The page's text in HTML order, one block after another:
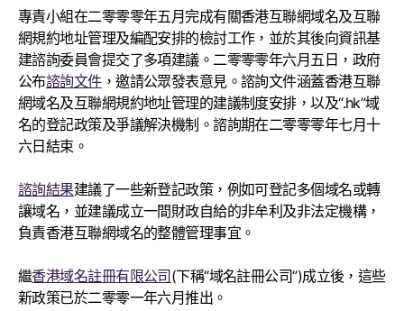
專責小組在二零零零年五月完成有關香港互聯網域名及互聯
網規約地址管理及編配安排的檢討工作，並於其後向資訊基
建諮詢委員會提交了多項建議。二零零零年六月五日，政府
公布諮詢文件，邀請公眾發表意見。諮詢文件涵蓋香港互聯
網域名及互聯網規約地址管理的建議制度安排，以及“.hk”域
名的登記政策及爭議解決機制。諮詢期在二零零零年七月十
六日結束。
諮詢結果建議了一些新登記政策，例如可登記多個域名或轉
讓域名，並建議成立一間財政自給的非牟利及非法定機構，
負責香港互聯網域名的整體管理事宜。
繼香港域名註冊有限公司 (下稱“域名註冊公司”)成立後，這些
新政策已於二零零一年六月推出。